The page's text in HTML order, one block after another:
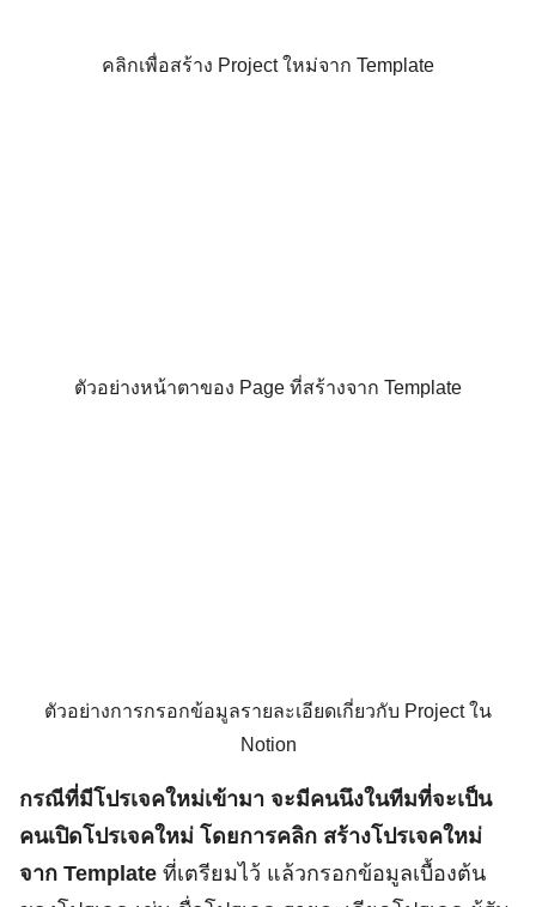
คลิกเพื่อสร้าง Project ใหม่จาก Template
ตัวอย่างหน้าตาของ Page ที่สร้างจาก Template
ตัวอย่างการกรอกข้อมูลรายละเอียดเกี่ยวกับ Project ใน
Notion
กรณีที่มีโปรเจคใหม่เข้ามา จะมีคนนึงในทีมที่จะเป็น
คนเปิดโปรเจคใหม่ โดยการคลิก สร้างโปรเจคใหม่
จาก Template ที่เตรียมไว้ แล้วกรอกข้อมูลเบื้องต้น